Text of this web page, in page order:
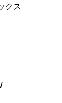
クス